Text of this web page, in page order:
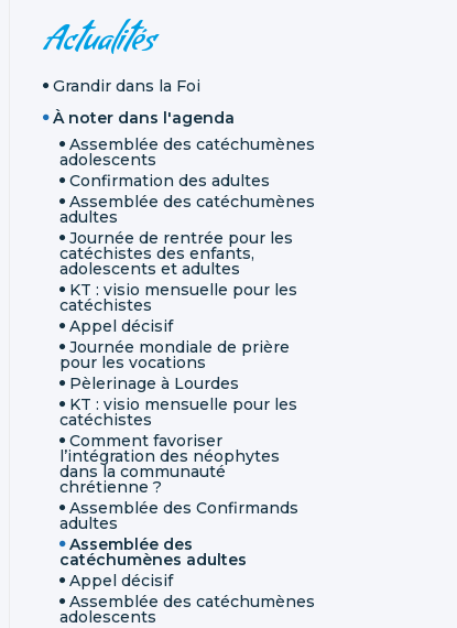
Actualités
Grandir dans la Foi
À noter dans l'agenda
Assemblée des catéchumènes
adolescents
Confirmation des adultes
Assemblée des catéchumènes
adultes
Journée de rentrée pour les
catéchistes des enfants,
adolescents et adultes
KT : visio mensuelle pour les
catéchistes
Appel décisif
Journée mondiale de prière
pour les vocations
Pèlerinage à Lourdes
KT : visio mensuelle pour les
catéchistes
Comment favoriser
l’intégration des néophytes
dans la communauté
chrétienne ?
Assemblée des Confirmands
adultes
Assemblée des
catéchumènes adultes
Appel décisif
Assemblée des catéchumènes
adolescents